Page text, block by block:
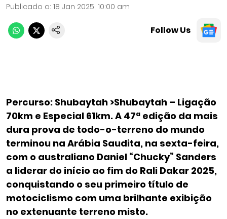
Publicado a: 18 Jan 2025, 10:00 am
Follow Us
Percurso: Shubaytah >Shubaytah – Ligação
70km e Especial 61km. A 47ª edição da mais
dura prova de todo-o-terreno do mundo
terminou na Arábia Saudita, na sexta-feira,
com o australiano Daniel “Chucky” Sanders
a liderar do início ao fim do Rali Dakar 2025,
conquistando o seu primeiro título de
motociclismo com uma brilhante exibição
no extenuante terreno misto.